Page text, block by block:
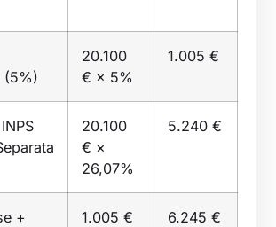
(5%)
20.100
€ × 5%
1.005 €
20.100
€ ×
26,07%
5.240 €
+
1.005 €
6.245 €